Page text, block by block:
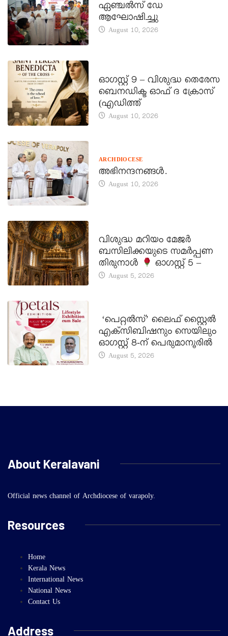
ഏഞ്ചൽസ് ഡേ
ആഘോഷിച്ചു
August 10, 2026
ഓഗസ്റ്റ് 9 – വിശുദ്ധ തെരേസ
ബെനഡിക്ട ഓഫ് ദ ക്രോസ്
(എഡിത്ത്
August 10, 2026
ARCHDIOCESE
അഭിനന്ദനങ്ങൾ.
August 10, 2026
വിശുദ്ധ മറിയം മേജർ
ബസിലിക്കയുടെ സമർപ്പണ
തിരുനാൾ
ഓഗസ്റ്റ് 5 –
August 5, 2026
‘പെറ്റൽസ്’ ലൈഫ് സ്റ്റൈൽ
എക്സിബിഷനും സെയിലും
ഓഗസ്റ്റ് 8-ന് പെരുമാനൂരിൽ
August 5, 2026
About Keralavani
Official news channel of Archdiocese of varapoly.
Resources
Home
Kerala News
International News
National News
Contact Us
Address